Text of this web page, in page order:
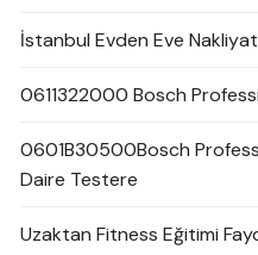
İstanbul Evden Eve Nakliyat
0611322000 Bosch
0601B30500Bosch
Daire Testere
Uzaktan Fitness Eğitimi